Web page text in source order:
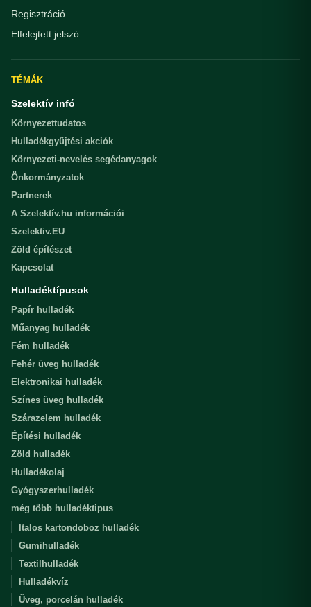
Regisztráció
Elfelejtett jelszó
TÉMÁK
Szelektív infó
Környezettudatos
Hulladékgyűjtési akciók
Környezeti-nevelés segédanyagok
Önkormányzatok
Partnerek
A Szelektív.hu információi
Szelektiv.EU
Zöld építészet
Kapcsolat
Hulladéktípusok
Papír hulladék
Műanyag hulladék
Fém hulladék
Fehér üveg hulladék
Elektronikai hulladék
Színes üveg hulladék
Szárazelem hulladék
Építési hulladék
Zöld hulladék
Hulladékolaj
Gyógyszerhulladék
még több hulladéktipus
Italos kartondoboz hulladék
Gumihulladék
Textilhulladék
Hulladékvíz
Üveg, porcelán hulladék